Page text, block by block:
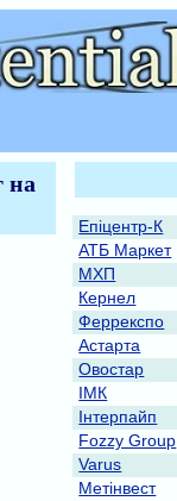
на
Епіцентр-К
АТБ Маркет
МХП
Кернел
Феррекспо
Астарта
Овостар
ІМК
Інтерпайп
Fozzy Group
Varus
Метінвест